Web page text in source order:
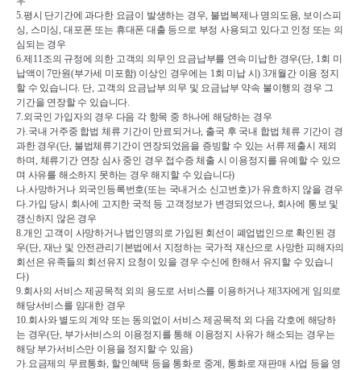
5.평시 단기간에 과다한 요금이 발생하는 경우, 불법복제나 명의도용, 보이스피
싱, 스미싱, 대포폰 또는 휴대폰 대출 등으로 부정 사용되고 있다고 인정 또는 의
심되는 경우
6.제 11조의 규정에 의한 고객의 의무인 요금납부를 연속 미납한 경우(단, 1회 미
납액이 7만원(부가세 미포함) 이상인 경우에는 1회 미납 시) 3개월간 이용 정지
할 수 있습니다. 단, 고객의 요금납부 의무 및 요금납부 약속 불이행의 경우 그
기간을 연장할 수 있습니다.
7.외국인 가입자의 경우 다음 각 항목 중 하나에 해당하는 경우
가.국내 거주중 합법 체류 기간이 만료되거나, 출국 후 국내 합법 체류 기간이 경
과한 경우(단, 불법체류기간이 연장되었음을 증빙할 수 있는 서류 제출시 제외
하며, 체류기간 연장 심사 중인 경우 접수증 체출 시 이용정지를 유예할 수 있으
며 사유를 해소하지 못하는 경우 해지할 수 있습니다)
나.사망하거나 외국인등록번호(또는 국내거소 신고번호)가 유효하지 않을 경우
다.가입 당시 회사에 고지한 국적 등 고객정보가 변경되었으나, 회사에 통보 및
갱신하지 않은 경우
8.개인 고객이 사망하거나 법인명의로 가입된 회선이 폐업법인으로 확인된 경
우(단, 재난 및 안전관리기본법에서 지정하는 국가적 재산으로 사망한 피해자의
회선은 유족들의 회선유지 요청이 있을 경우 수신에 한해서 유지할 수 있습니
다)
9.회사의 서비스 제공목적 외의 용도로 서비스를 이용하거나 제 3자에게 임의로
해당서비스를 임대한 경우
10.회사와 별도의 계약 또는 동의없이 서비스 제공목적 외 다음 각호에 해당하
는 경우(단, 부가서비스의 이용정지를 통해 이용정지 사유가 해소되는 경우는
해당 부가서비스만 이용을 정지할 수 있음)
가.요금제의 무료통화, 할인혜택 등을 통화로 중계, 통화로 재판매 사업 등을 영